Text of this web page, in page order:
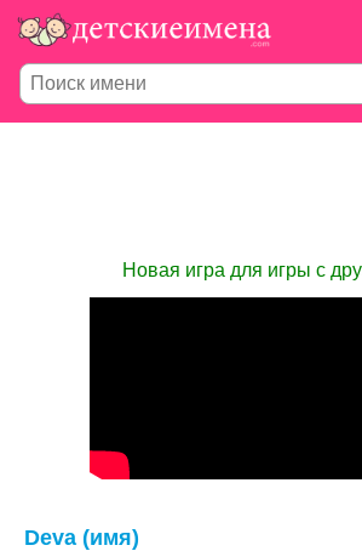
Новая игра для игры с
Deva (имя)